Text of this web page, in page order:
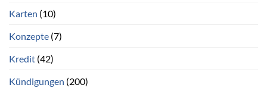
Karten (10)
Konzepte (7)
Kredit (42)
Kündigungen (200)